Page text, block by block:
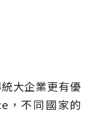
大企業更有優
，不同國家的